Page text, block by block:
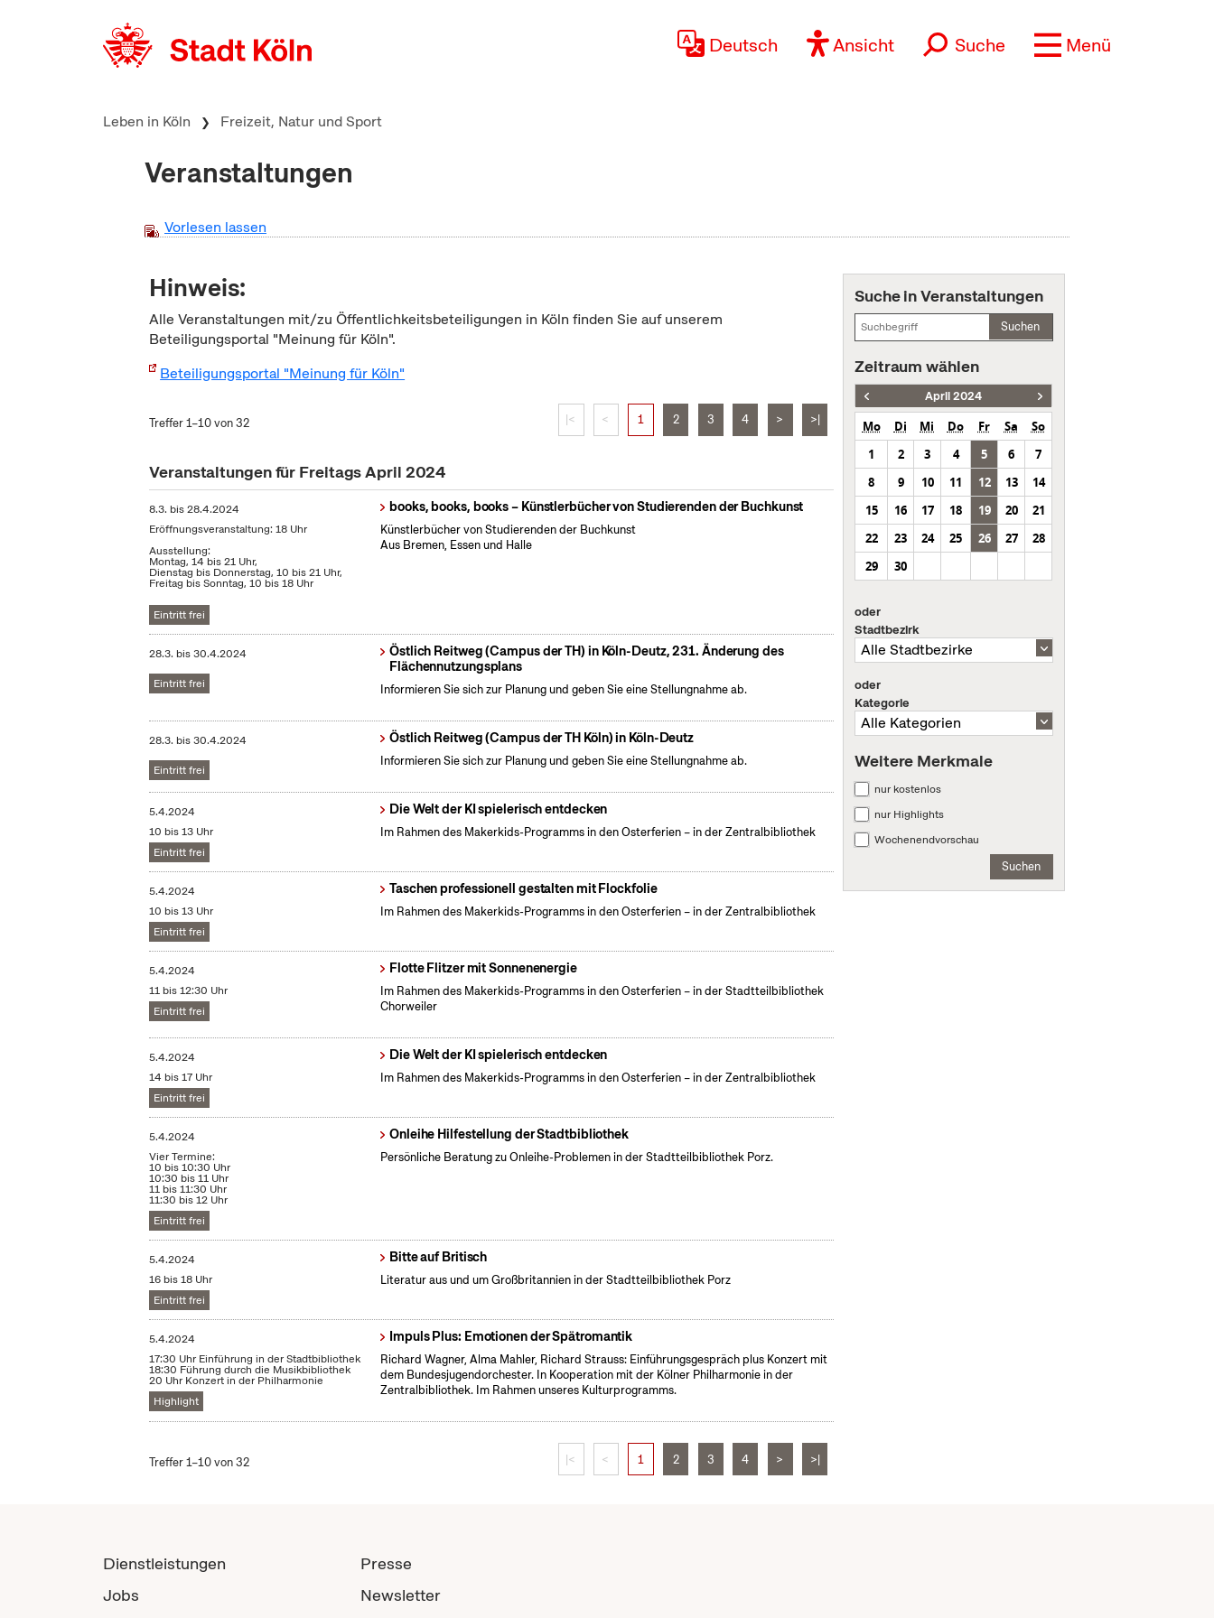
Deutsch Ansicht Suche Menü
Leben in Köln Freizeit, Natur und Sport
Veranstaltungen
Vorlesen lassen
Hinweis:
Alle Veranstaltungen mit/zu Öffentlichkeitsbeteiligungen in Köln finden Sie auf unserem
Beteiligungsportal "Meinung für Köln".
Beteiligungsportal "Meinung für Köln"
Treffer 1–10 von 32 |< < 1 2 3 4 > >|
Veranstaltungen für Freitags April 2024
8.3. bis28.4.2024
Eröffnungsveranstaltung: 18 Uhr
Ausstellung:
Montag, 14 bis 21 Uhr,
Dienstag bis Donnerstag, 10 bis 21 Uhr,
Freitag bis Sonntag, 10 bis 18 Uhr
Eintritt frei
books, books, books – Künstlerbücher von Studierenden der Buchkunst
Künstlerbücher von Studierenden der Buchkunst
Aus Bremen, Essen und Halle
28.3. bis30.4.2024
Eintritt frei
Östlich Reitweg (Campus der TH) in Köln-Deutz, 231. Änderung des
Flächennutzungsplans
Informieren Sie sich zur Planung und geben Sie eine Stellungnahme ab.
28.3. bis30.4.2024
Eintritt frei
Östlich Reitweg (Campus der TH Köln) in Köln-Deutz
Informieren Sie sich zur Planung und geben Sie eine Stellungnahme ab.
5.4.2024
10 bis 13 Uhr
Eintritt frei
Die Welt der KI spielerisch entdecken
Im Rahmen des Makerkids-Programms in den Osterferien – in der Zentralbibliothek
5.4.2024
10 bis 13 Uhr
Eintritt frei
Taschen professionell gestalten mit Flockfolie
Im Rahmen des Makerkids-Programms in den Osterferien – in der Zentralbibliothek
5.4.2024
11 bis 12:30 Uhr
Eintritt frei
Flotte Flitzer mit Sonnenenergie
Im Rahmen des Makerkids-Programms in den Osterferien – in der Stadtteilbibliothek
Chorweiler
5.4.2024
14 bis 17 Uhr
Eintritt frei
Die Welt der KI spielerisch entdecken
Im Rahmen des Makerkids-Programms in den Osterferien – in der Zentralbibliothek
5.4.2024
Vier Termine:
10 bis 10:30 Uhr
10:30 bis 11 Uhr
11 bis 11:30 Uhr
11:30 bis 12 Uhr
Eintritt frei
Onleihe Hilfestellung der Stadtbibliothek
Persönliche Beratung zu Onleihe-Problemen in der Stadtteilbibliothek Porz.
5.4.2024
16 bis 18 Uhr
Eintritt frei
Bitte auf Britisch
Literatur aus und um Großbritannien in der Stadtteilbibliothek Porz
5.4.2024
17:30 Uhr Einführung in der Stadtbibliothek
18:30 Führung durch die Musikbibliothek
20 Uhr Konzert in der Philharmonie
Highlight
Impuls Plus: Emotionen der Spätromantik
Richard Wagner, Alma Mahler, Richard Strauss: Einführungsgespräch plus Konzert mit
dem Bundesjugendorchester. In Kooperation mit der Kölner Philharmonie in der
Zentralbibliothek. Im Rahmen unseres Kulturprogramms.
Treffer 1–10 von 32 |< < 1 2 3 4 > >|
Suche in Veranstaltungen
Suchen
Zeitraum wählen
April 2024
Mo Di Mi Do Fr Sa
So
1
2 3 4 5 6
7
8
9 10 11 12 13
14
15
16 17 18 19 20
21
22
23 24 25 26 27
28
29
30
oder
Stadtbezirk
oder
Kategorie
Weitere Merkmale
nur kostenlos
nur Highlights
Wochenendvorschau
Suchen
Dienstleistungen
Jobs
Presse
Newsletter